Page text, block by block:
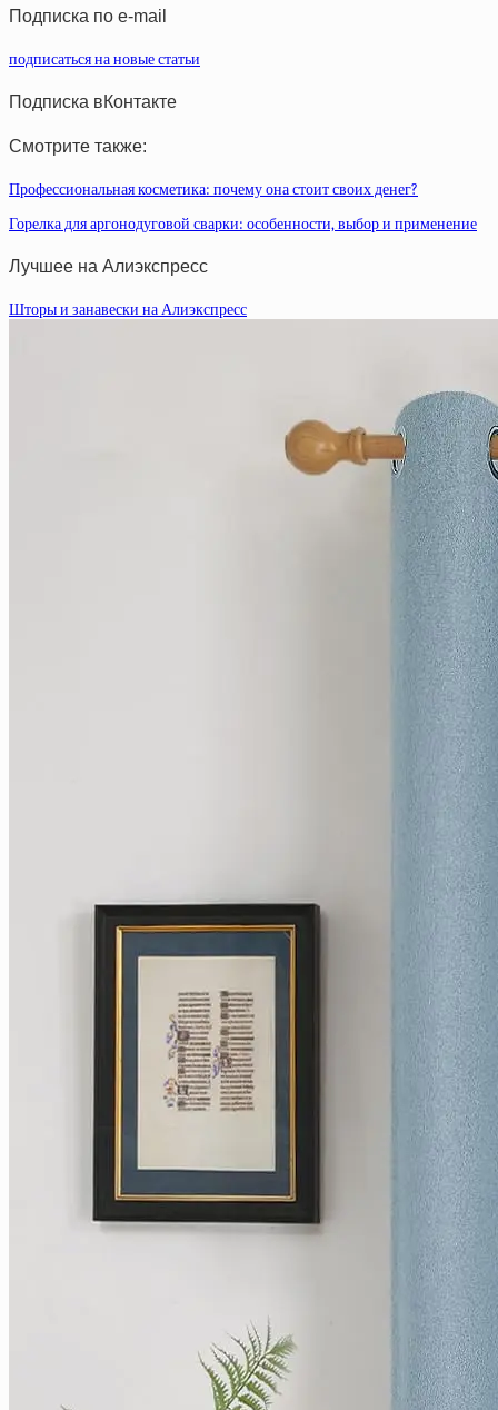
Подписка по e-mail
подписаться на новые статьи
Подписка вКонтакте
Смотрите также:
Профессиональная косметика: почему она стоит своих денег?
Горелка для аргонодуговой сварки: особенности, выбор и применение
Лучшее на Алиэкспресс
Шторы и занавески на Алиэкспресс